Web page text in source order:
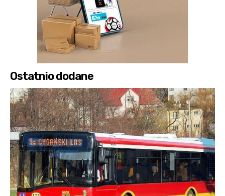
Ostatnio dodane